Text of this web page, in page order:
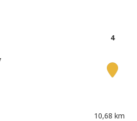
10,68 km